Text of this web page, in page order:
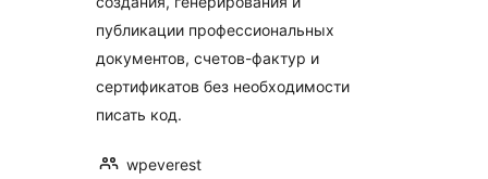
встраивание и
скачивание PDF,
конструктор
сертификатов и
публикации профессиональных
документов, счетов-фактур и
сертификатов без необходимости
писать код.
wpeverest